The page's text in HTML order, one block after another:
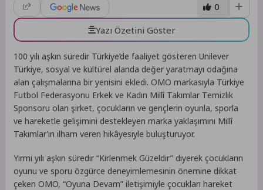
0
Yazı Özetini Göster
100 yılı aşkın süredir Türkiye’de faaliyet gösteren Unilever
Türkiye, sosyal ve kültürel alanda değer yaratmayı odağına
alan çalışmalarına bir yenisini ekledi. OMO markasıyla Türkiye
Futbol Federasyonu Erkek ve Kadın Millî Takımlar Temizlik
Sponsoru olan şirket, çocukların ve gençlerin oyunla, sporla
ve hareketle gelişimini destekleyen marka yaklaşımını Millî
Takımlar’ın ilham veren hikâyesiyle buluşturuyor.
Yirmi yılı aşkın süredir “Kirlenmek Güzeldir” diyerek çocukların
oyunu ve sporu özgürce deneyimlemesinin önemine dikkat
çeken OMO, “Oyuna Devam” iletişimiyle çocukları hareket